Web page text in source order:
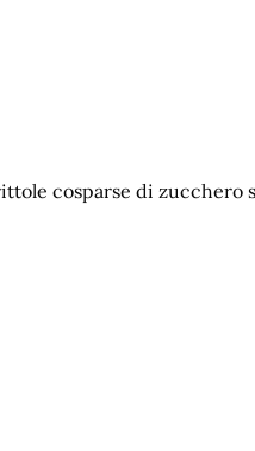
cosparse di zucchero